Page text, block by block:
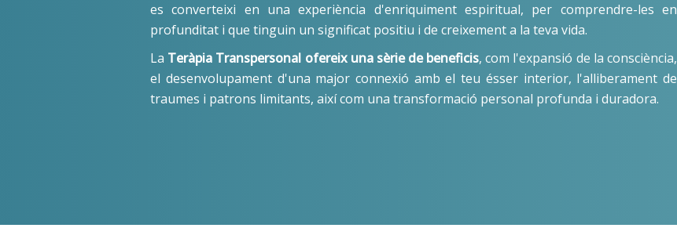
es converteixi en una experiència d'enriquiment espiritual, per comprendre-les en
profunditat i que tinguin un significat positiu i de creixement a la teva vida.
La Teràpia Transpersonal ofereix una sèrie de beneficis, com l'expansió de la consciència,
el desenvolupament d'una major connexió amb el teu ésser interior, l'alliberament de
traumes i patrons limitants, així com una transformació personal profunda i duradora.